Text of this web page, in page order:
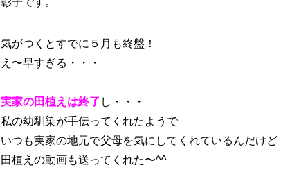
気がつくとすでに５月も終盤！
え〜早すぎる・・・
実家の田植えは終了 し・・・
私の幼馴染が手伝ってくれたようで
いつも実家の地元で父母を気にしてくれているんだけど
田植えの動画も送ってくれた〜^^